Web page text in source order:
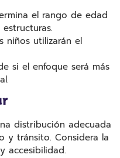
el rango de edad
niños utilizarán el
si el enfoque será más
distribución adecuada
y tránsito. Considera la
accesibilidad.